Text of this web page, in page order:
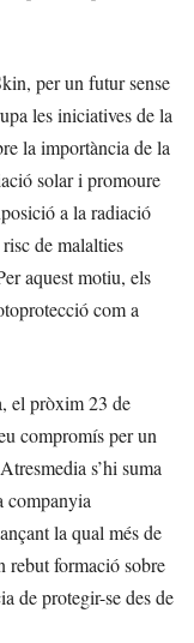
per un futur sense
les iniciatives de la
la importància de la
solar i promoure
a la radiació
de malalties
aquest motiu, els
com a
el pròxim 23 de
compromís per un
s’hi suma
companyia
la qual més de
rebut formació sobre
de protegir-se des de